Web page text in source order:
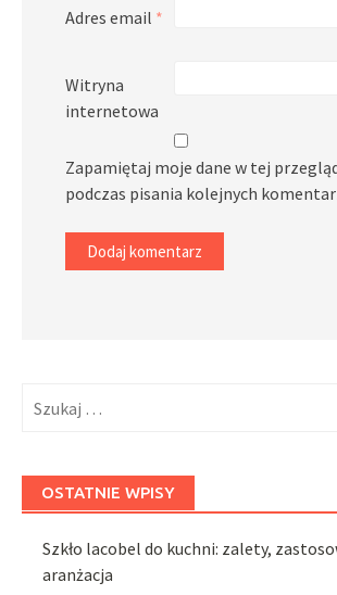
Adres email *
Witryna
internetowa
Zapamiętaj moje dane w tej
podczas pisania kolejnych
OSTATNIE WPISY
Szkło lacobel do kuchni: zalety,
aranżacja